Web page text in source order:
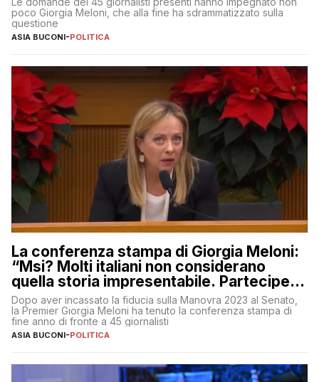
poco Giorgia Meloni, che alla fine ha sdrammatizzato sulla
questione
ASIA BUCONI-POLITICA
La conferenza stampa di Giorgia Meloni:
“Msi? Molti italiani non considerano
quella storia impresentabile. Parteciperò
al 25 aprile”
Dopo aver incassato la fiducia sulla Manovra 2023 al Senato,
la Premier Giorgia Meloni ha tenuto la conferenza stampa di
fine anno di fronte a 45 giornalisti
ASIA BUCONI-POLITICA